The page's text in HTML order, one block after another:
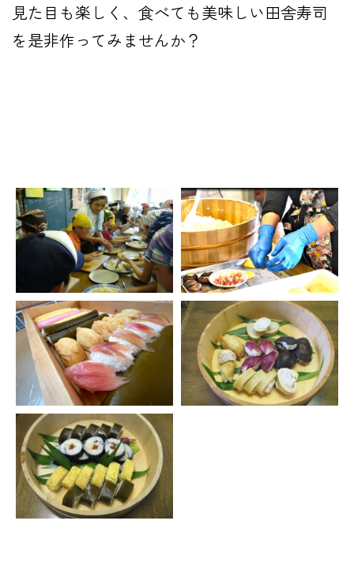
見た目も楽しく、食べても美味しい田舎寿司
を是非作ってみませんか？